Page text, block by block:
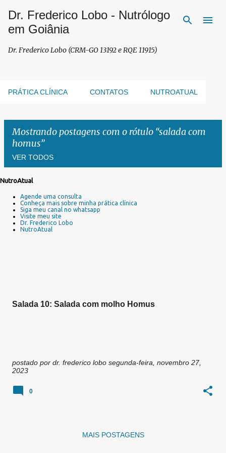
Pular para o conteúdo principal
Dr. Frederico Lobo - Nutrólogo
em Goiânia
Dr. Frederico Lobo (CRM-GO 13192 e RQE 11915)
PRÁTICA CLÍNICA CONTATOS NUTROATUAL
Mostrando postagens com o rótulo salada com
homus
VER TODOS
NutroAtual
Agende uma consulta
Conheça mais sobre minha prática clínica
Siga meu canal no whatsapp
Visite meu site
Dr. Frederico Lobo
NutroAtual
Salada 10: Salada com molho Homus
postado por dr. frederico lobo segunda-feira, novembro 27,
2023
0
MAIS POSTAGENS